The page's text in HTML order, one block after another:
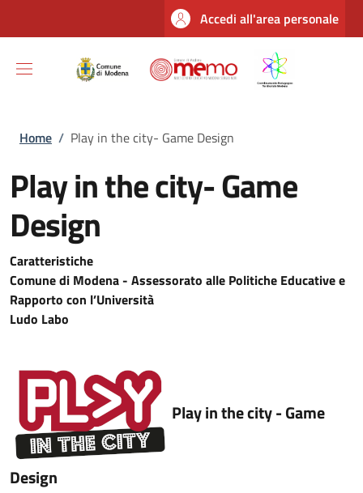
Accedi all'area personale
Briciole di pane
Home / Play in the city- Game Design
Play in the city- Game
Design
Caratteristiche
Comune di Modena - Assessorato alle Politiche Educative e
Rapporto con l’Università
Ludo Labo
Play in the city - Game
Design